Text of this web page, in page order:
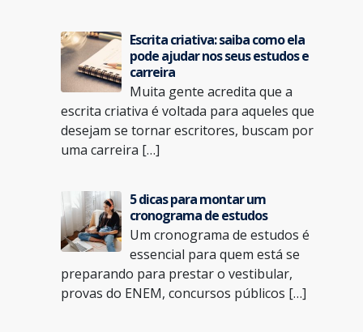
Escrita criativa: saiba como ela
pode ajudar nos seus estudos e
carreira
Muita gente acredita que a
escrita criativa é voltada para aqueles que
desejam se tornar escritores, buscam por
uma carreira […]
5 dicas para montar um
cronograma de estudos
Um cronograma de estudos é
essencial para quem está se
preparando para prestar o vestibular,
provas do ENEM, concursos públicos […]